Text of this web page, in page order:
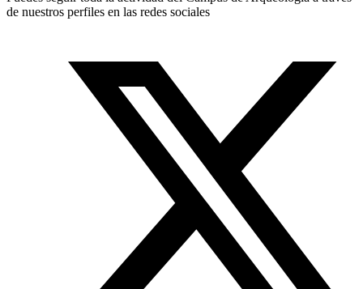
de nuestros perfiles en las redes sociales